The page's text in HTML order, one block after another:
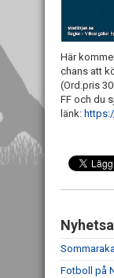
Här
chans att
(Ord.pris
FF och du
länk:
Fotboll på